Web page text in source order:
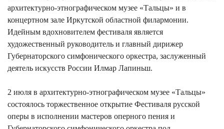
архитектурно-этнографическом музее «Тальцы» и в
концертном зале Иркутской областной филармонии.
Идейным вдохновителем фестиваля является
художественный руководитель и главный дирижер
Губернаторского симфонического оркестра, заслуженный
деятель искусств России Илмар Лапиньш.
2 июля в архитектурно-этнографическом музее «Тальцы»
состоялось торжественное открытие Фестиваля русской
оперы в исполнении мастеров оперного пения и